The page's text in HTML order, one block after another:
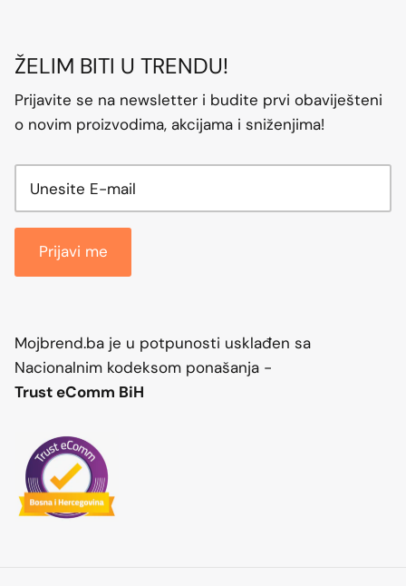
ŽELIM BITI U TRENDU!
Prijavite se na newsletter i budite prvi obaviješteni
o novim proizvodima, akcijama i sniženjima!
Prijavi me
Mojbrend.ba je u potpunosti usklađen sa
Nacionalnim kodeksom ponašanja -
Trust eComm BiH